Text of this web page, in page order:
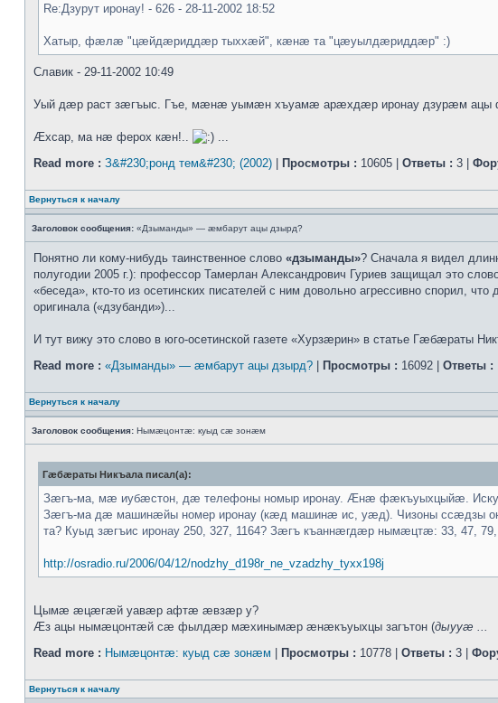
Re:Дзурут иронау! - 626 - 28-11-2002 18:52
Хатыр, фæлæ "цæйдæриддæр тыххæй", кæнæ та "цæуылдæриддæр" :)
Славик - 29-11-2002 10:49
Уый дæр раст зæгъыс. Гъе, мæнæ уымæн хъуамæ арæхдæр иронау дзурæм ацы
Æхсар, ма нæ ферох кæн!..
...
Read more : З&#230;ронд тем&#230; (2002) Просмотры : 10605 | Ответы : 3 |
Вернуться к началу
Заголовок сообщения: «Дзыманды» — æмбарут ацы дзырд?
Понятно ли кому-нибудь таинственное слово «дзыманды»? Сначала я видел
полугодии 2005 г.): профессор Тамерлан Александрович Гуриев защищал это
«беседа», кто-то из осетинских писателей с ним довольно агрессивно спорил,
оригинала («дзубанди»)...
И тут вижу это слово в юго-осетинской газете «Хурзæрин» в статье Гæбæраты
Read more : «Дзыманды» — æмбарут ацы дзырд? Просмотры : 16092 | Ответы :
Вернуться к началу
Заголовок сообщения: Нымæцонтæ: куыд сæ зонæм
Гæбæраты Никъала писал(а):
Зæгъ-ма, мæ иубæстон, дæ телефоны номыр иронау. Æнæ фæкъуыхцыйæ.
Зæгъ-ма дæ машинæйы номер иронау (кæд машинæ ис, уæд). Чизоны
та? Куыд зæгъис иронау 250, 327, 1164? Зæгъ къаннæгдæр нымæцтæ: 33,
http://osradio.ru/2006/04/12/nodzhy_d198r_ne_vzadzhy_tyxx198j
Цымæ æцæгæй уавæр афтæ æвзæр у?
Æз ацы нымæцонтæй сæ фылдæр мæхинымæр æнæкъуыхцы загътон (дыууæ ...
Read more : Нымæцонтæ: куыд сæ зонæм Просмотры : 10778 | Ответы : 3 |
Вернуться к началу